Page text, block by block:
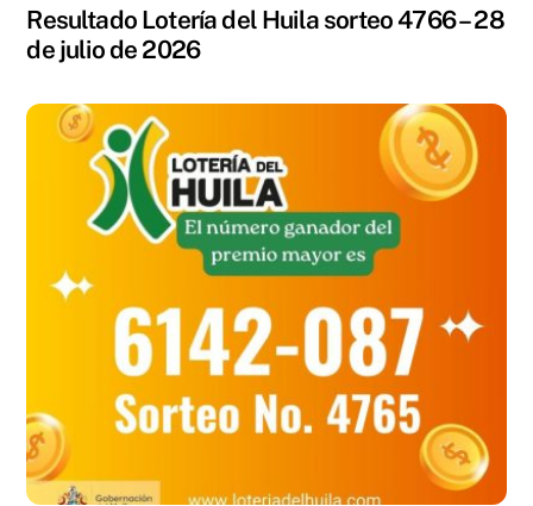
Resultado Lotería del Huila sorteo 4766 – 28
de julio de 2026